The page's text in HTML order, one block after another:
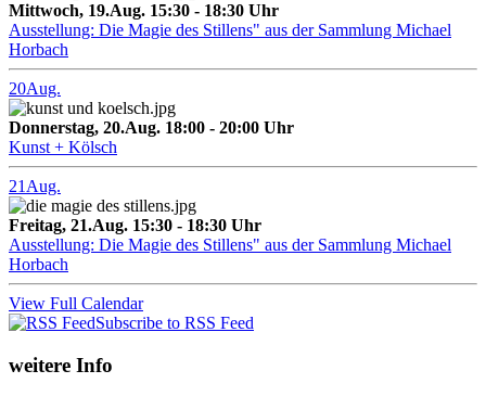
Mittwoch, 19.Aug. 15:30 - 18:30 Uhr
Ausstellung: Die Magie des Stillens" aus der Sammlung Michael
Horbach
20Aug.
Donnerstag, 20.Aug. 18:00 - 20:00 Uhr
Kunst + Kölsch
21 Aug.
Freitag, 21.Aug. 15:30 - 18:30 Uhr
Ausstellung: Die Magie des Stillens" aus der Sammlung Michael
Horbach
View Full Calendar
Subscribe to RSS Feed
weitere Info